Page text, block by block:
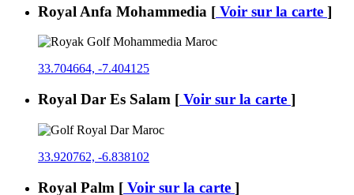
Royal Anfa Mohammedia [ Voir sur la carte ]
33.704664, -7.404125
Royal Dar Es Salam [ Voir sur la carte ]
33.920762, -6.838102
Royal Palm [ Voir sur la carte ]